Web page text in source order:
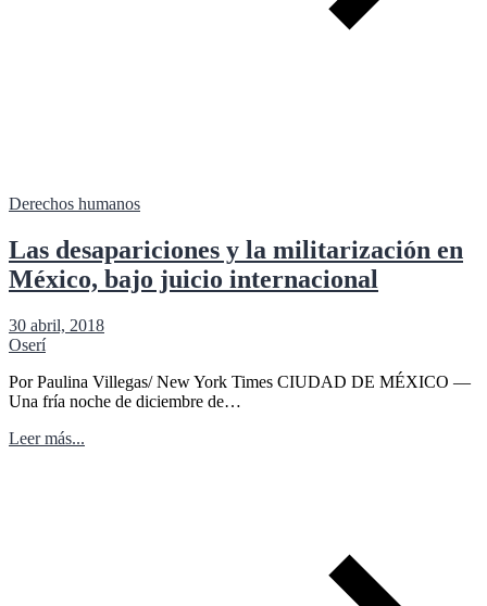
Derechos humanos
Las desapariciones y la militarización en
México, bajo juicio internacional
30 abril, 2018
Oserí
Por Paulina Villegas/ New York Times CIUDAD DE MÉXICO —
Una fría noche de diciembre de…
Leer más...